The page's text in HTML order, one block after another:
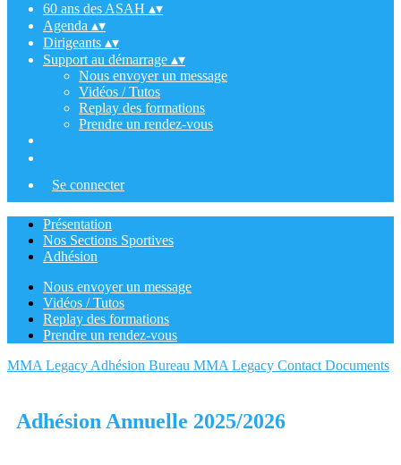
60 ans des ASAH ▴▾
Agenda ▴▾
Dirigeants ▴▾
Support au démarrage ▴▾
Nous envoyer un message
Vidéos / Tutos
Replay des formations
Prendre un rendez-vous
Se connecter
Présentation
Nos Sections Sportives
Adhésion
Nous envoyer un message
Vidéos / Tutos
Replay des formations
Prendre un rendez-vous
MMA Legacy Adhésion Bureau MMA Legacy Contact Documents
Adhésion Annuelle 2025/2026